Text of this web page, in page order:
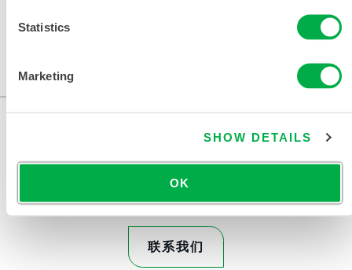
Statistics
Marketing
SHOW DETAILS
OK
此产品通常不在您所在的区域销售。您可以在页面顶部更
改您的区域。
联系我们